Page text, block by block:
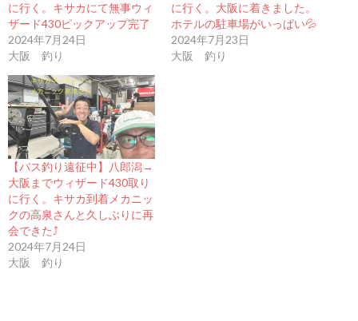
に行く。キサカにて無事ウィ
ザード430ピックアップ完了
2024年7月24日
大阪 釣り
に行く。大阪に着きました。
ホテルの駐車場がいっぱい💦
2024年7月23日
大阪 釣り
【バス釣り遠征中】八郎潟→
大阪までウィザード430取り
に行く。キサカ到着メカニッ
クの高泉さんと久しぶりに再
会できた⤴︎
2024年7月24日
大阪 釣り